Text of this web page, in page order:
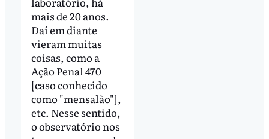
mais de 20 anos.
Daí em diante
vieram muitas
coisas, como a
Ação Penal 470
[caso conhecido
como "mensalão"],
etc. Nesse sentido,
o observatório nos